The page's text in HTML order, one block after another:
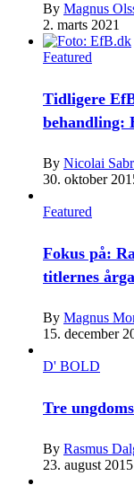
By Magnus
2. marts 2021
Featured
Tidligere
behandling:
By Nicolai
30. oktober
Featured
Fokus på:
titlernes
By Magnus
15. december
D' BOLD
Tre
By Rasmus
23. august 2015